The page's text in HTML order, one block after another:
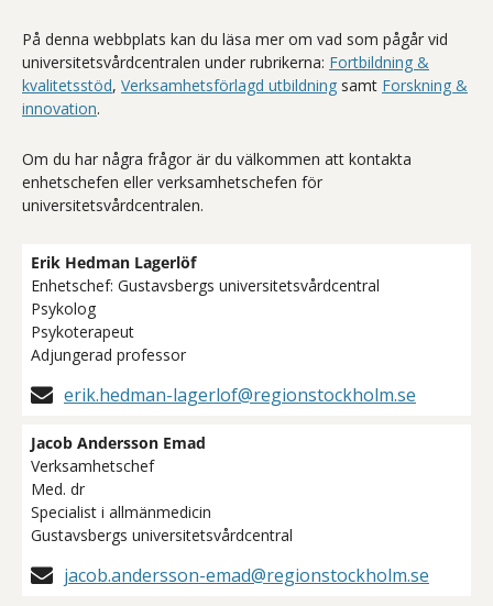
På denna webbplats kan du läsa mer om vad som pågår vid
universitetsvårdcentralen under rubrikerna: Fortbildning &
kvalitetsstöd, Verksamhetsförlagd utbildning samt Forskning &
innovation.
Om du har några frågor är du välkommen att kontakta
enhetschefen eller verksamhetschefen för
universitetsvårdcentralen.
Erik Hedman Lagerlöf
Enhetschef: Gustavsbergs universitetsvårdcentral
Psykolog
Psykoterapeut
Adjungerad professor
erik.hedman-lagerlof@regionstockholm.se
Jacob Andersson Emad
Verksamhetschef
Med. dr
Specialist i allmänmedicin
Gustavsbergs universitetsvårdcentral
jacob.andersson-emad@regionstockholm.se